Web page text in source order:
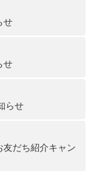
せ
せ
らせ
友だち紹介キャン